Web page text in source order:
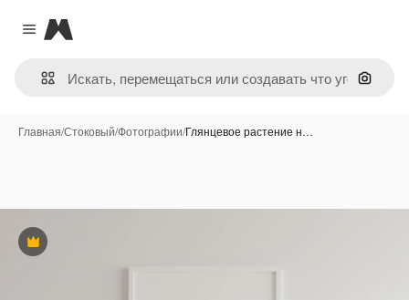
Close menu
Magnific
Поиск
Главная/Стоковый/Фотографии/Глянцевое растение н…
Премиум